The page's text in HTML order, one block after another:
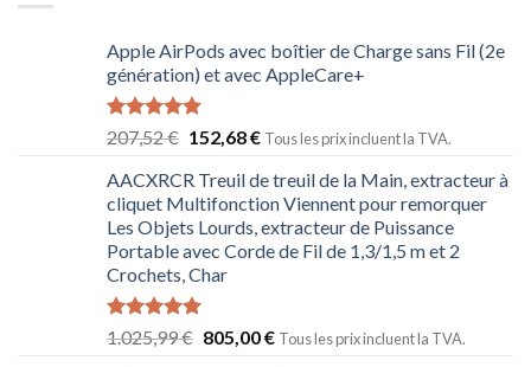
Apple AirPods avec boîtier de Charge sans Fil (2e
génération) et avec AppleCare+
Note5.00
sur 5
207,52€ 152,68€ Tous les prix incluent la TVA.
AACXRCR Treuil de treuil de la Main, extracteur à
cliquet Multifonction Viennent pour remorquer
Les Objets Lourds, extracteur de Puissance
Portable avec Corde de Fil de 1,3/1,5 m et 2
Crochets, Char
Note5.00
1.025,99€ 805,00€ Tous les prix incluent la TVA.